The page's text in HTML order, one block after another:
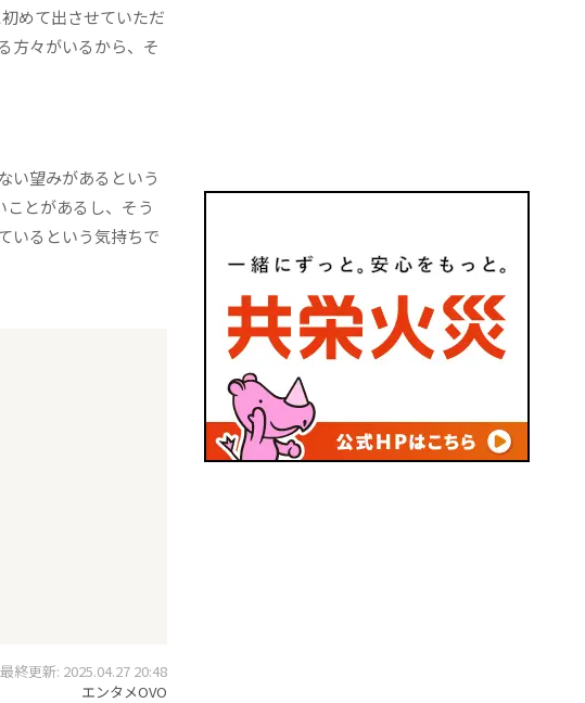
めて出させていただ
方々がいるから、そ
い望みがあるという
とがあるし、そう
いるという気持ちで
最終更新: 2025.04.27 20:48
エンタメOVO